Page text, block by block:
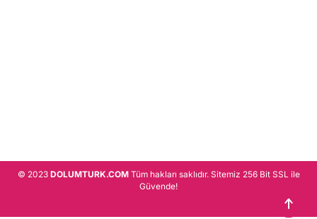
© 2023 DOLUMTURK.COMTüm hakları saklıdır. Sitemiz 256 Bit SSL ile
Güvende!